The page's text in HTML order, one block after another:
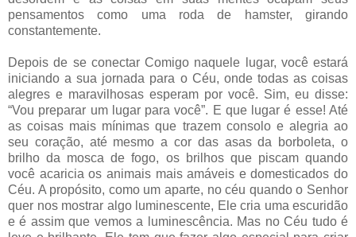
pensamentos como uma roda de hamster, girando
constantemente.
Depois de se conectar Comigo naquele lugar, você estará
iniciando a sua jornada para o Céu, onde todas as coisas
alegres e maravilhosas esperam por você. Sim, eu disse:
“Vou preparar um lugar para você”. E que lugar é esse! Até
as coisas mais mínimas que trazem consolo e alegria ao
seu coração, até mesmo a cor das asas da borboleta, o
brilho da mosca de fogo, os brilhos que piscam quando
você acaricia os animais mais amáveis e domesticados do
Céu. A propósito, como um aparte, no céu quando o Senhor
quer nos mostrar algo luminescente, Ele cria uma escuridão
e é assim que vemos a luminescência. Mas no Céu tudo é